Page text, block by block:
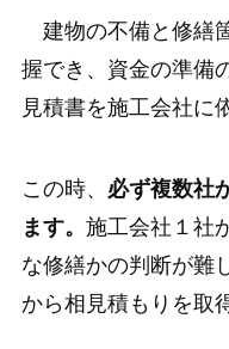
建物の不備と修繕
握でき、資金の準備
見積書を施工会社に
この時、 必ず複数社
ます。 施工会社１社
な修繕かの判断が難
から相見積もりを取